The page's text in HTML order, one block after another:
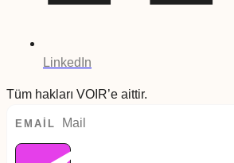
LinkedIn
Tüm hakları VOIR’e aittir.
EMAIL